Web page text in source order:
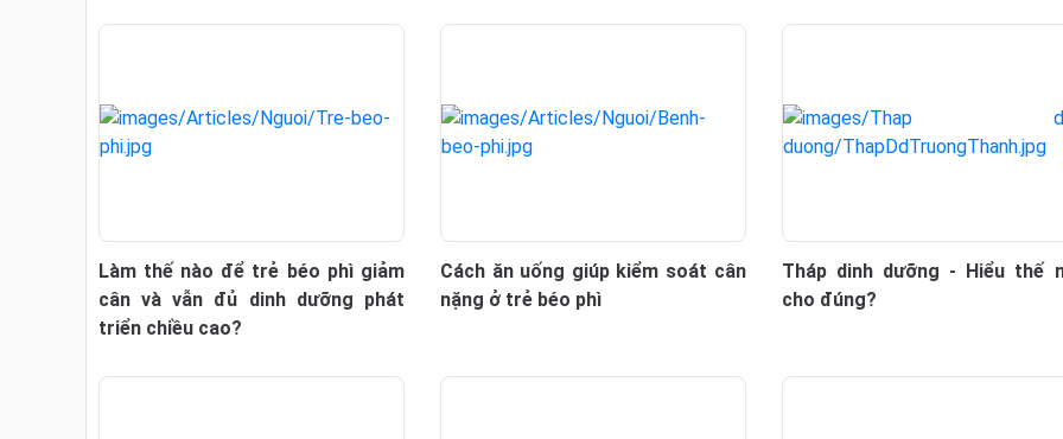
Làm thế nào để trẻ béo phì giảm
cân và vẫn đủ dinh dưỡng phát
triển chiều cao?
Cách ăn uống giúp kiểm soát cân
nặng ở trẻ béo phì
Tháp dinh dưỡng - Hiểu thế
cho đúng?